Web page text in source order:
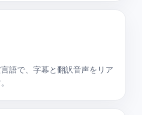
語で、字幕と翻訳音声をリア